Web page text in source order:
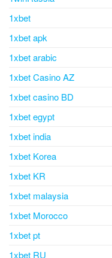
1xbet
1xbet apk
1xbet arabic
1xbet Casino AZ
1xbet casino BD
1xbet egypt
1xbet india
1xbet Korea
1xbet KR
1xbet malaysia
1xbet Morocco
1xbet pt
1xbet RU